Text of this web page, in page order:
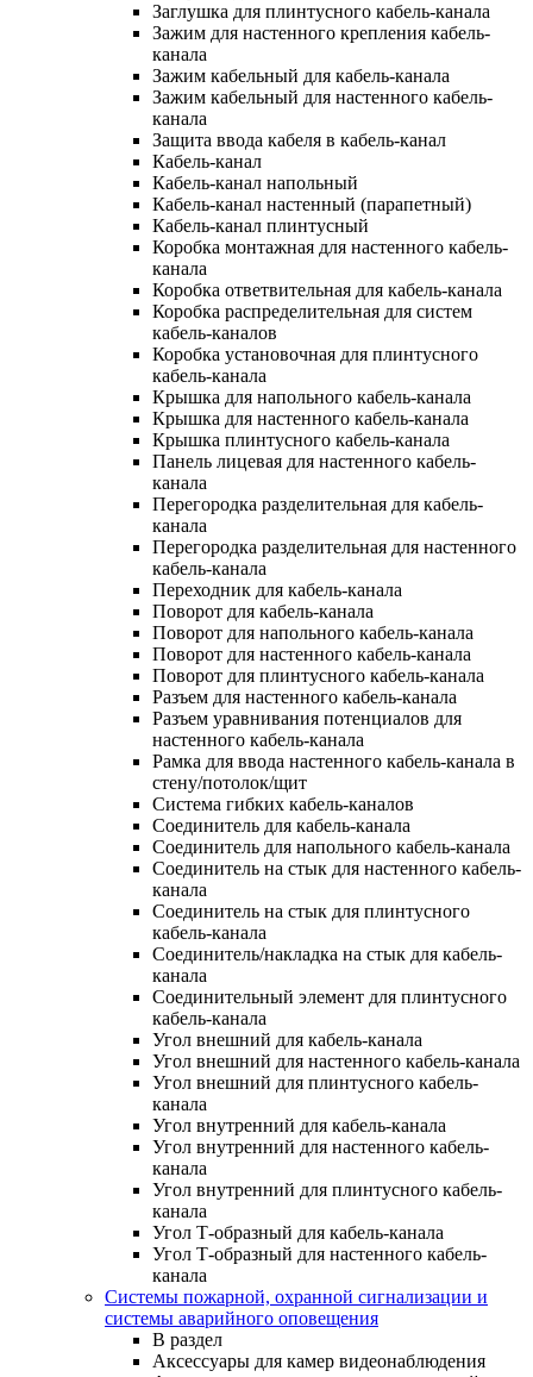
Заглушка для плинтусного кабель-канала
Зажим для настенного крепления кабель-
канала
Зажим кабельный для кабель-канала
Зажим кабельный для настенного кабель-
канала
Защита ввода кабеля в кабель-канал
Кабель-канал
Кабель-канал напольный
Кабель-канал настенный (парапетный)
Кабель-канал плинтусный
Коробка монтажная для настенного кабель-
канала
Коробка ответвительная для кабель-канала
Коробка распределительная для систем
кабель-каналов
Коробка установочная для плинтусного
кабель-канала
Крышка для напольного кабель-канала
Крышка для настенного кабель-канала
Крышка плинтусного кабель-канала
Панель лицевая для настенного кабель-
канала
Перегородка разделительная для кабель-
канала
Перегородка разделительная для настенного
кабель-канала
Переходник для кабель-канала
Поворот для кабель-канала
Поворот для напольного кабель-канала
Поворот для настенного кабель-канала
Поворот для плинтусного кабель-канала
Разъем для настенного кабель-канала
Разъем уравнивания потенциалов для
настенного кабель-канала
Рамка для ввода настенного кабель-канала в
стену/потолок/щит
Система гибких кабель-каналов
Соединитель для кабель-канала
Соединитель для напольного кабель-канала
Соединитель на стык для настенного кабель-
канала
Соединитель на стык для плинтусного
кабель-канала
Соединитель/накладка на стык для кабель-
канала
Соединительный элемент для плинтусного
кабель-канала
Угол внешний для кабель-канала
Угол внешний для настенного кабель-канала
Угол внешний для плинтусного кабель-
канала
Угол внутренний для кабель-канала
Угол внутренний для настенного кабель-
канала
Угол внутренний для плинтусного кабель-
канала
Угол Т-образный для кабель-канала
Угол Т-образный для настенного кабель-
канала
Системы пожарной, охранной сигнализации и
системы аварийного оповещения
В раздел
Аксессуары для камер видеонаблюдения